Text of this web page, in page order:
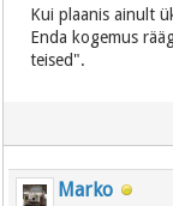
Kui plaanis ainult
Enda kogemus
teised".
Marko